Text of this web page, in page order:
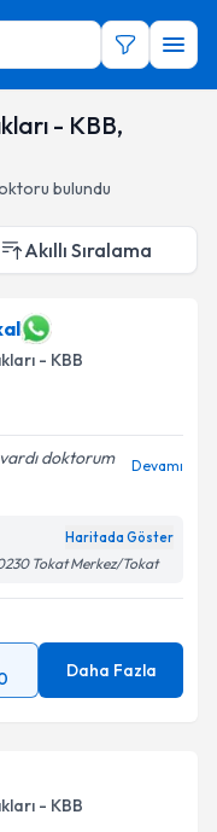
- KBB,
bulundu
Akıllı Sıralama
- KBB
doktorum
Devamı
Haritada Göster
Tokat Merkez/Tokat
Daha Fazla
- KBB